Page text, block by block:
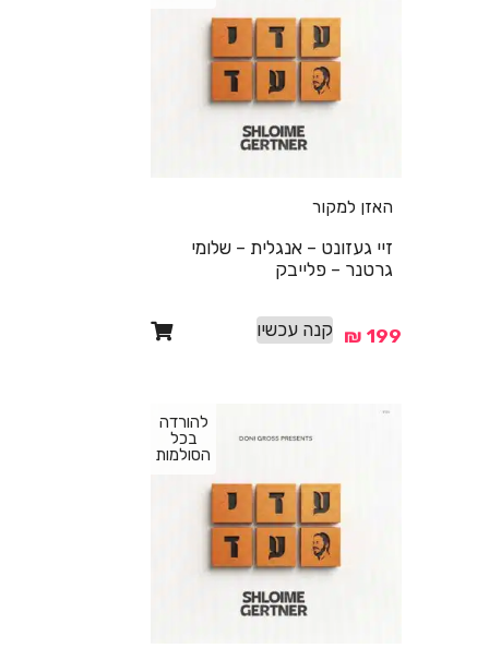
האזן למקור
זיי געזונט – אנגלית – שלומי
גרטנר – פלייבק
₪ 199 קנה עכשיו
להורדה
בכל
הסולמות